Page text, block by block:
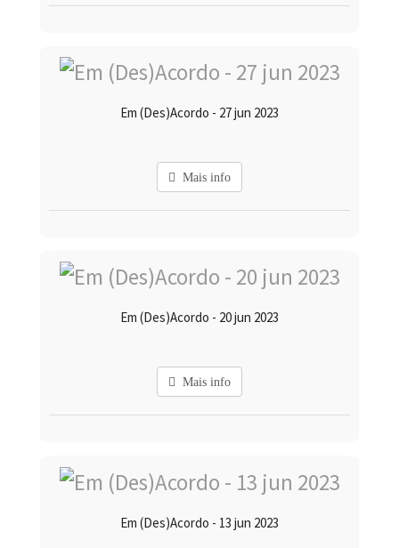
Em (Des)Acordo - 27 jun 2023
Mais info
Em (Des)Acordo - 20 jun 2023
Mais info
Em (Des)Acordo - 13 jun 2023